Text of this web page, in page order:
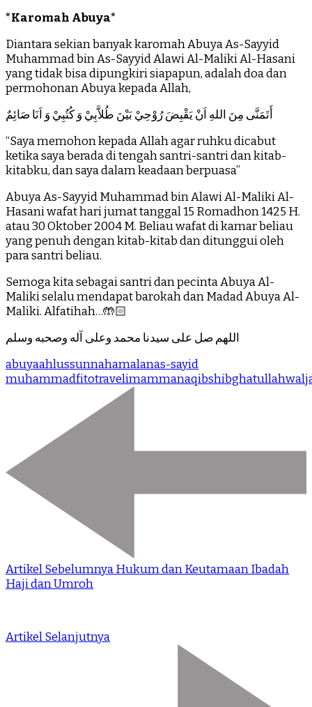
*Karomah Abuya*
Diantara sekian banyak karomah Abuya As-Sayyid
Muhammad bin As-Sayyid Alawi Al-Maliki Al-Hasani
yang tidak bisa dipungkiri siapapun, adalah doa dan
permohonan Abuya kepada Allah,
أَتَمَنَّى مِنَ اللهِ اَنْ يَقْبِضَ رُوْحِيْ بَيْنَ طُلاَّبِيْ وَ كُتُبِيْ وَ اَنَا صَائِمٌ
“Saya memohon kepada Allah agar ruhku dicabut
ketika saya berada di tengah santri-santri dan kitab-
kitabku, dan saya dalam keadaan berpuasa”
Abuya As-Sayyid Muhammad bin Alawi Al-Maliki Al-
Hasani wafat hari jumat tanggal 15 Romadhon 1425 H.
atau 30 Oktober 2004 M. Beliau wafat di kamar beliau
yang penuh dengan kitab-kitab dan ditunggui oleh
para santri beliau.
Semoga kita sebagai santri dan pecinta Abuya Al-
Maliki selalu mendapat barokah dan Madad Abuya Al-
Maliki. Alfatihah…🤲🏻
اللهم صل على سيدنا محمد وعلى آله وصحبه وسلم
abuyaahlussunnahamalanas-sayid
muhammadfitotravelimammanaqibshibghatullah
Artikel SebelumnyaHukum dan Keutamaan Ibadah
Haji dan Umroh
Artikel Selanjutnya